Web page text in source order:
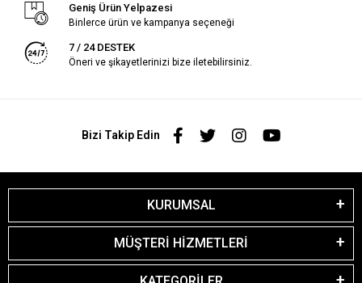
Geniş Ürün Yelpazesi
Binlerce ürün ve kampanya seçeneği
7 / 24 DESTEK
Öneri ve şikayetlerinizi bize iletebilirsiniz.
Bizi Takip Edin
KURUMSAL
MÜŞTERİ HİZMETLERİ